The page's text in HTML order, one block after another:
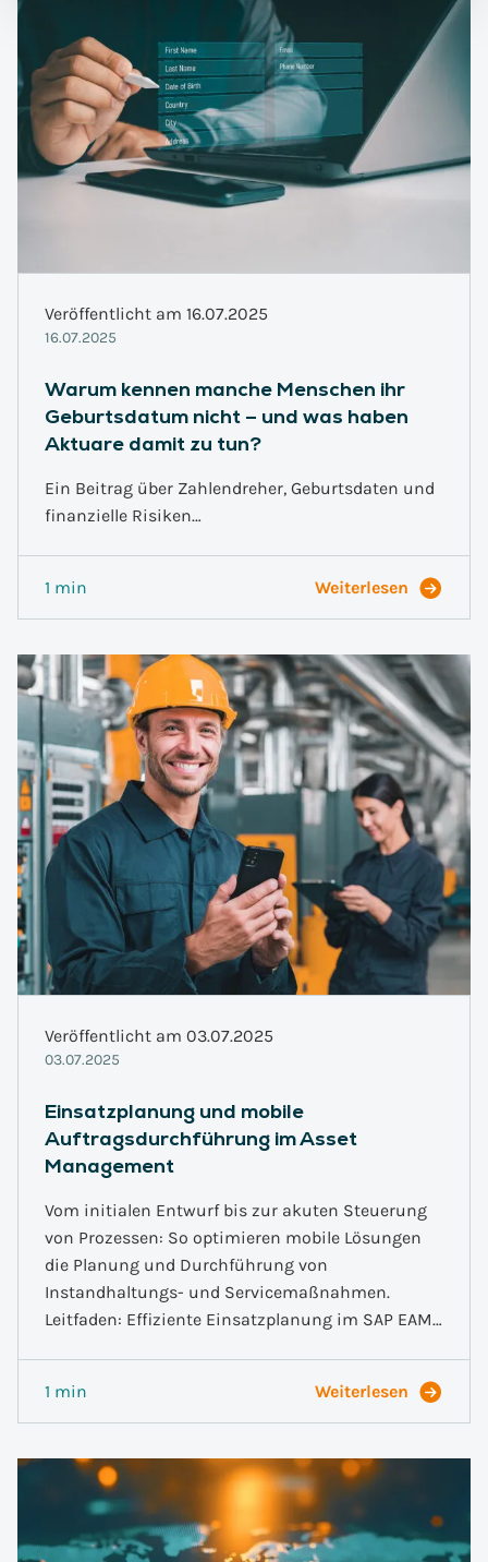
Veröffentlicht am 16.07.2025
16.07.2025
Warum kennen manche Menschen ihr
Geburtsdatum nicht – und was haben
Aktuare damit zu tun?
Ein Beitrag über Zahlendreher, Geburtsdaten und
finanzielle Risiken…
1 min Weiterlesen
Veröffentlicht am 03.07.2025
03.07.2025
Einsatzplanung und mobile
Auftragsdurchführung im Asset
Management
Vom initialen Entwurf bis zur akuten Steuerung
von Prozessen: So optimieren mobile Lösungen
die Planung und Durchführung von
Instandhaltungs- und Servicemaßnahmen.
Leitfaden: Effiziente Einsatzplanung im SAP EAM…
1 min Weiterlesen